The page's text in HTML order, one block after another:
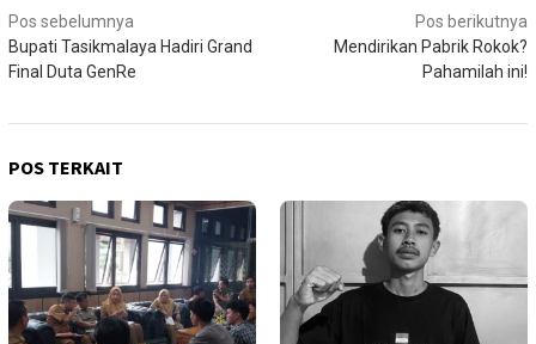
Navigasi
pos
Pos sebelumnya
Bupati Tasikmalaya Hadiri Grand
Final Duta GenRe
Pos berikutnya
Mendirikan Pabrik Rokok?
Pahamilah ini!
POS TERKAIT